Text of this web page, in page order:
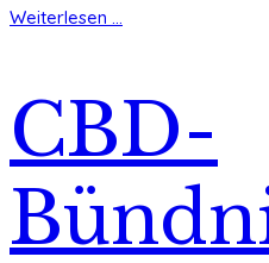
Weiterlesen ...
CBD-